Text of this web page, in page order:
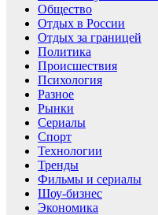
Общество
Отдых в России
Отдых за границей
Политика
Происшествия
Психология
Разное
Рынки
Сериалы
Спорт
Технологии
Тренды
Фильмы и сериалы
Шоу-бизнес
Экономика